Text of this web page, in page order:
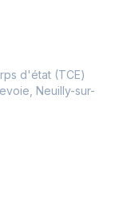
d'état (TCE)
Neuilly-sur-